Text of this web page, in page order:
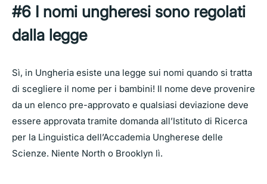
#6 I nomi ungheresi sono regolati
dalla legge
Sì, in Ungheria esiste una legge sui nomi quando si tratta
di scegliere il nome per i bambini! Il nome deve provenire
da un elenco pre-approvato e qualsiasi deviazione deve
essere approvata tramite domanda all’Istituto di Ricerca
per la Linguistica dell’Accademia Ungherese delle
Scienze. Niente North o Brooklyn lì.